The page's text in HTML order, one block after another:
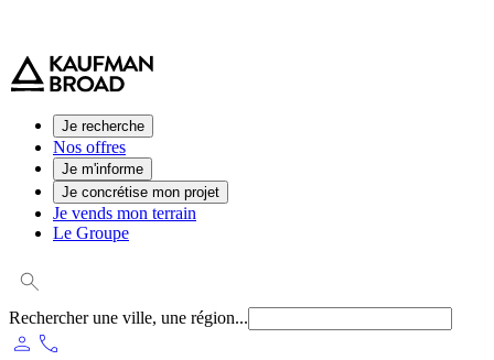
Je recherche
Nos offres
Je m'informe
Je concrétise mon projet
Je vends mon terrain
Le Groupe
Rechercher une ville, une région...
person phone